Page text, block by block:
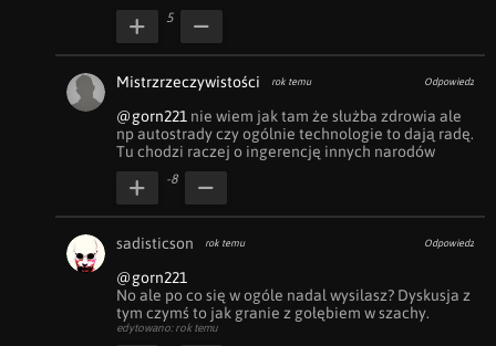
5
Mistrzrzeczywistości rok temu Odpowiedz
@gorn221 nie wiem jak tam że służba zdrowia ale
np autostrady czy ogólnie technologie to dają radę.
Tu chodzi raczej o ingerencję innych narodów
-8
sadisticson rok temu Odpowiedz
@gorn221
No ale po co się w ogóle nadal wysilasz? Dyskusja z
tym czymś to jak granie z gołębiem w szachy.
edytowano: rok temu